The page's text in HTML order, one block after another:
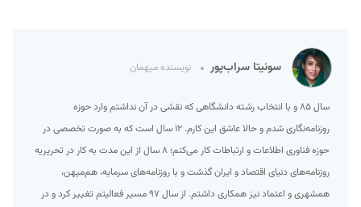
سونیتا سراب‌پور نویسنده میهمان
سال ۸۵ و با انتخاب رشته‌ دانشگاهی که نقشی در آن نداشتم وارد حوزه
روزنامه‌نگاری شدم و حالا عاشق این کارم. ۱۲ سال است که به صورت تخصصی در
حوزه فناوری اطلاعات و ارتباطات کار می‌کنم؛ ۸ سال از این مدت به کار در تحریریه
روزنامه‌های دنیای اقتصاد و ایران گذشت و با روزنامه‌های سرمایه، هم‌میهن،
همشهری و اعتماد نیز همکاری داشتم. از سال ۹۷ مسیر فعالیتم تغییر کرد و در